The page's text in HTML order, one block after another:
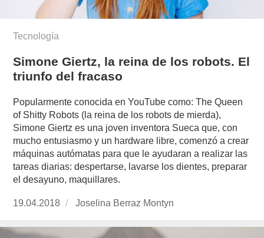
Tecnología
Simone Giertz, la reina de los robots. El
triunfo del fracaso
Popularmente conocida en YouTube como: The Queen
of Shitty Robots (la reina de los robots de mierda),
Simone Giertz es una joven inventora Sueca que, con
mucho entusiasmo y un hardware libre, comenzó a crear
máquinas autómatas para que le ayudaran a realizar las
tareas diarias: despertarse, lavarse los dientes, preparar
el desayuno, maquillares.
Publicado
19.04.2018
https://www.experimenta.es/author/joselina-
montyn/
Joselina Berraz Montyn